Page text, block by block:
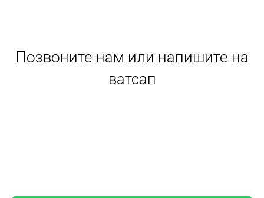
Позвоните нам или напишите на
ватсап